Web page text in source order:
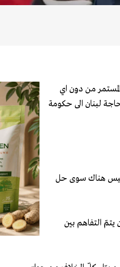
من دون اي
لبنان الى حكومة
ليس هناك سوى حل
التفاهم بين